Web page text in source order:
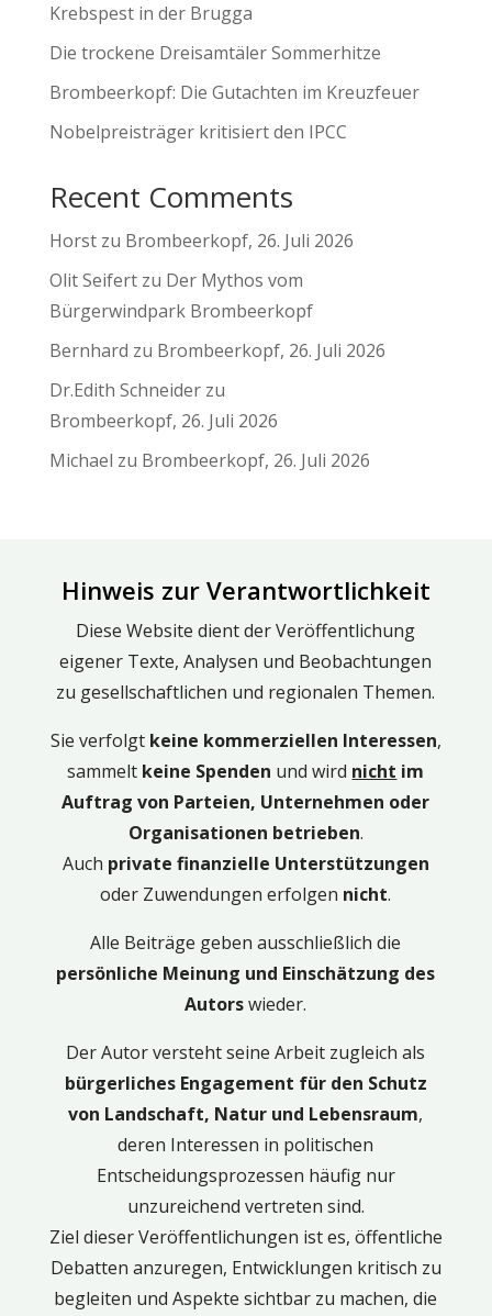
Krebspest in der Brugga
Die trockene Dreisamtäler Sommerhitze
Brombeerkopf: Die Gutachten im Kreuzfeuer
Nobelpreisträger kritisiert den IPCC
Recent Comments
Horstzu Brombeerkopf, 26. Juli 2026
Olit Seifertzu Der Mythos vom
Bürgerwindpark Brombeerkopf
Bernhard zu Brombeerkopf, 26. Juli 2026
Dr.Edith Schneiderzu
Brombeerkopf, 26. Juli 2026
Michael zu Brombeerkopf, 26. Juli 2026
Hinweis zur Verantwortlichkeit
Diese Website dient der Veröffentlichung
eigener Texte, Analysen und Beobachtungen
zu gesellschaftlichen und regionalen Themen.
Sie verfolgt keine kommerziellen Interessen,
sammelt keine Spenden und wird nicht im
Auftrag von Parteien, Unternehmen oder
Organisationen betrieben.
Auch private finanzielle Unterstützungen
oder Zuwendungen erfolgen nicht.
Alle Beiträge geben ausschließlich die
persönliche Meinung und Einschätzung des
Autorswieder.
Der Autor versteht seine Arbeit zugleich als
bürgerliches Engagement für den Schutz
von Landschaft, Natur und Lebensraum,
deren Interessen in politischen
Entscheidungsprozessen häufig nur
unzureichend vertreten sind.
Ziel dieser Veröffentlichungen ist es, öffentliche
Debatten anzuregen, Entwicklungen kritisch zu
begleiten und Aspekte sichtbar zu machen, die